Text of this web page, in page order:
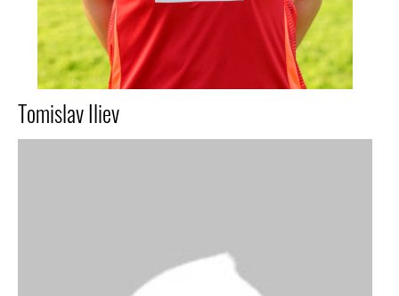
Tomislav Iliev